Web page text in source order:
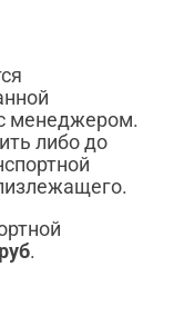
менеджером.
либо до
.